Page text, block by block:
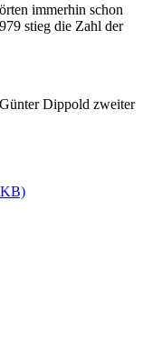
immerhin schon
stieg die Zahl der
Dippold zweiter